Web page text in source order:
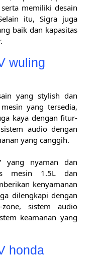
memiliki desain
itu, Sigra juga
baik dan kapasitas
wuling
yang stylish dan
yang tersedia,
kaya dengan fitur-
audio dengan
yang canggih.
yang nyaman dan
mesin 1.5L dan
kenyamanan
dilengkapi dengan
sistem audio
keamanan yang
honda